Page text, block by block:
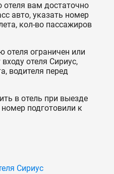
вам достаточно
авто, указать номер
кол-во пассажиров
отеля ограничен или
отеля Сириус,
водителя перед
в отель при выезде
подготовили к
Сириус